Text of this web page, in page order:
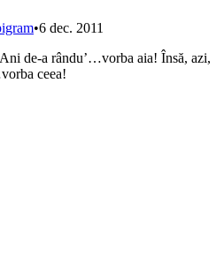
•6 dec. 2011
de-a rându’…vorba aia! Însă, azi,
ceea!